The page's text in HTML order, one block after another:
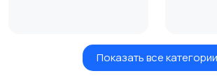
Будущим мамамПоказать все категории